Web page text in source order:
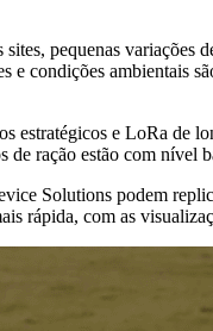
pequenas
e condições ambientais
estratégicos e LoRa de
de ração estão com nível
Solutions podem
rápida, com as